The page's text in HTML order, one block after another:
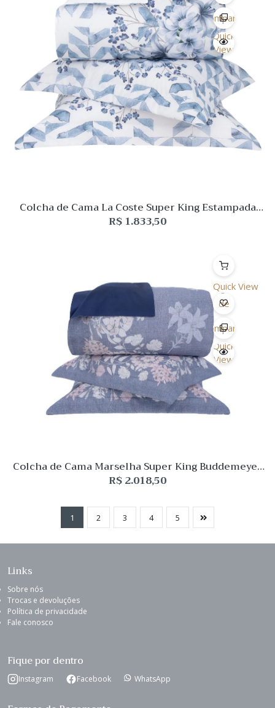
Desejo
Comparar
Quick
View
Colcha de Cama La Coste Super King Estampada
Buddemeyer Luxus
R$ 1.833,50
Quick View
Lista
de
Desejo
Comparar
Quick
View
Colcha de Cama Marselha Super King Buddemeyer
Luxus
R$2.018,50
1 2 3 4 5
Links
Sobre nós
Trocas e devoluções
Política de privacidade
Fale conosco
Fique por dentro
Instagram Facebook WhatsApp